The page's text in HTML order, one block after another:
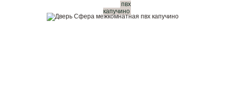
пвх
капучино